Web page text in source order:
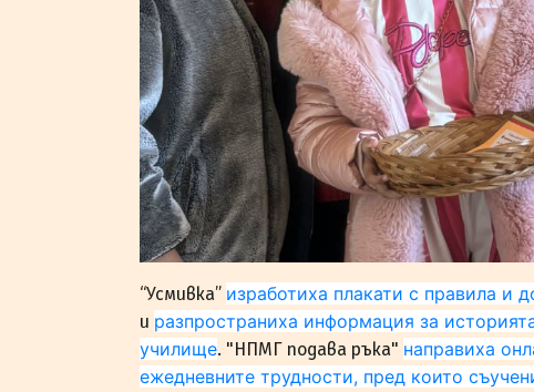
“Усмивка” изработиха плакати с правила и
и разпространиха информация за
училище. "НПМГ подава ръка" направиха
ежедневните трудности, пред които